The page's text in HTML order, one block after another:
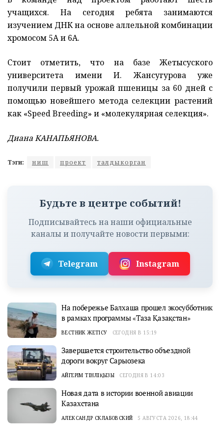
учащихся. На сегодня ребята занимаются
изучением ДНК на основе аллельной комбинации
хромосом 5А и 6А.
Стоит отметить, что на базе Жетысуского
университета имени И. Жансугурова уже
получили первый урожай пшеницы за 60 дней с
помощью новейшего метода селекции растений
как «Speed Breeding» и «молекулярная селекция».
Диана КАНАПЬЯНОВА.
Тэги: ниш проект талдыкорган
Будьте в центре событий!
Подписывайтесь на наши официальные
каналы и получайте новости первыми:
Telegram Instagram
На побережье Балхаша прошел экосубботник
в рамках программы «Таза Қазақстан»
ВЕСТНИК ЖЕТІСУ СЕГОДНЯ В 15:19
Завершается строительство объездной
дороги вокруг Сарыозека
АЙГЕРІМ ТІНӘЛІҚЫЗЫ СЕГОДНЯ В 14:03
Новая дата в истории военной авиации
Казахстана
АЛЕКСАНДР СКЛАБОВСКИЙ 5 АВГУСТА 2026, 18:44